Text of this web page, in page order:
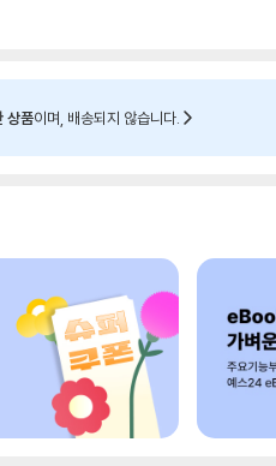
상품이며, 배송되지 않습니다.